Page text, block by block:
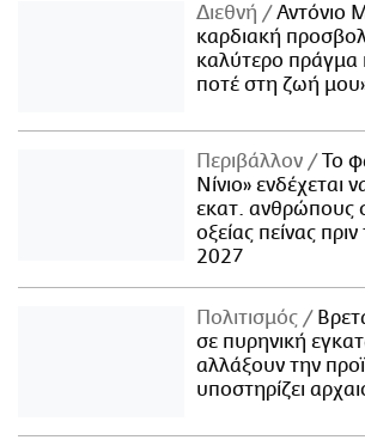
Διεθνή
Αντόνιο
καρδιακή
καλύτερο πράγμα
ποτέ στη ζωή
Περιβάλλον
Το
Νίνιο» ενδέχεται
εκατ. ανθρώπους
οξείας πείνας
2027
Πολιτισμός
σε πυρηνική
αλλάξουν την
υποστηρίζει